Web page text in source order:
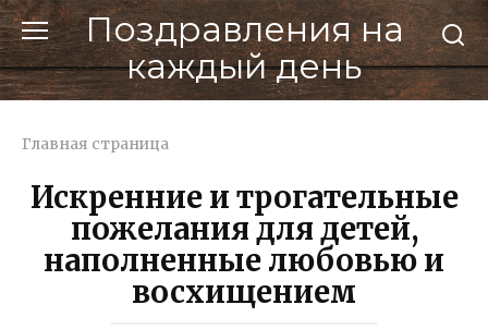
Перейти
к
контенту
Поздравления на
каждый день
Главная страница
Искренние и трогательные
пожелания для детей,
наполненные любовью и
восхищением